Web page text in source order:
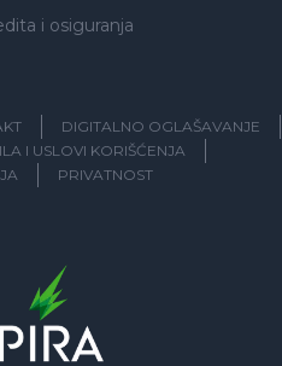
i osiguranja
DIGITALNO OGLAŠAVANJE
I USLOVI KORIŠĆENJA
PRIVATNOST